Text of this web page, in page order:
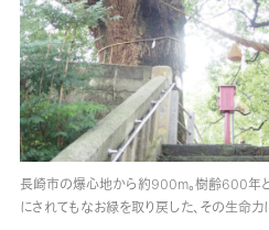
長崎市の爆心地から約900m。樹齢600年と
にされてもなお緑を取り戻した、その生命力